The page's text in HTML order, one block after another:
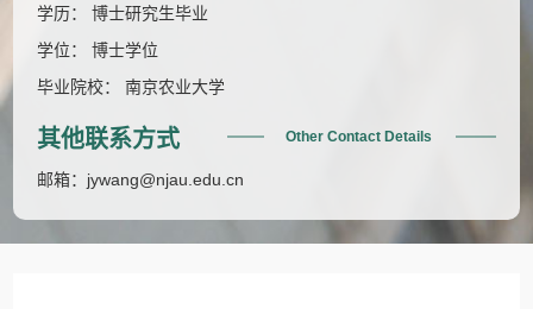
学历： 博士研究生毕业
学位： 博士学位
毕业院校： 南京农业大学
其他联系方式 Other Contact Details
邮箱： jywang@njau.edu.cn